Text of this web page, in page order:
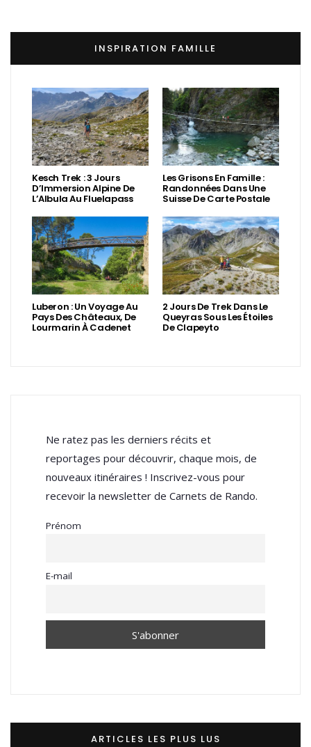
INSPIRATION FAMILLE
Kesch Trek : 3 Jours
D’Immersion Alpine De
L’Albula Au Fluelapass
Les Grisons En Famille :
Randonnées Dans Une
Suisse De Carte Postale
Luberon : Un Voyage Au
Pays Des Châteaux, De
Lourmarin À Cadenet
2 Jours De Trek Dans Le
Queyras Sous Les Étoiles
De Clapeyto
Ne ratez pas les derniers récits et
reportages pour découvrir, chaque mois, de
nouveaux itinéraires ! Inscrivez-vous pour
recevoir la newsletter de Carnets de Rando.
Prénom
E-mail
ARTICLES LES PLUS LUS